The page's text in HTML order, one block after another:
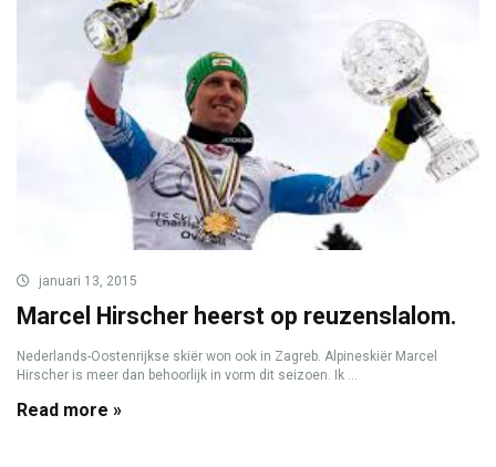
januari 13, 2015
Marcel Hirscher heerst op reuzenslalom.
Nederlands-Oostenrijkse skiër won ook in Zagreb. Alpineskiër Marcel
Hirscher is meer dan behoorlijk in vorm dit seizoen. Ik ...
Read more »